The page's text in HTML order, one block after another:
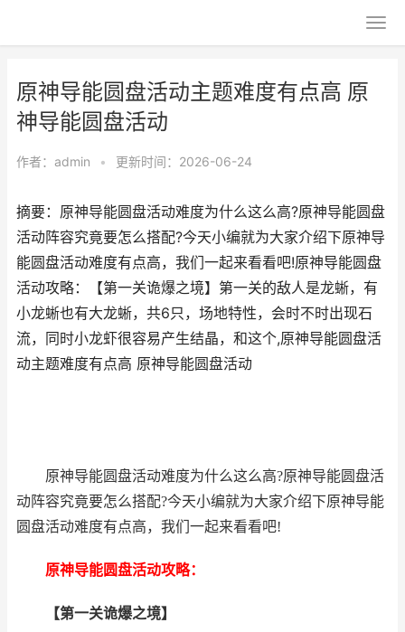
原神导能圆盘活动主题难度有点高 原
神导能圆盘活动
作者： admin • 更新时间：2026-06-24
摘要：原神导能圆盘活动难度为什么这么高?原神导能圆盘
活动阵容究竟要怎么搭配?今天小编就为大家介绍下原神导
能圆盘活动难度有点高，我们一起来看看吧!原神导能圆盘
活动攻略：【第一关诡爆之境】第一关的敌人是龙蜥，有
小龙蜥也有大龙蜥，共6只，场地特性，会时不时出现石
流，同时小龙虾很容易产生结晶，和这个,原神导能圆盘活
动主题难度有点高 原神导能圆盘活动
原神导能圆盘活动难度为什么这么高?原神导能圆盘活
动阵容究竟要怎么搭配?今天小编就为大家介绍下原神导能
圆盘活动难度有点高，我们一起来看看吧!
原神导能圆盘活动攻略：
【第一关诡爆之境】